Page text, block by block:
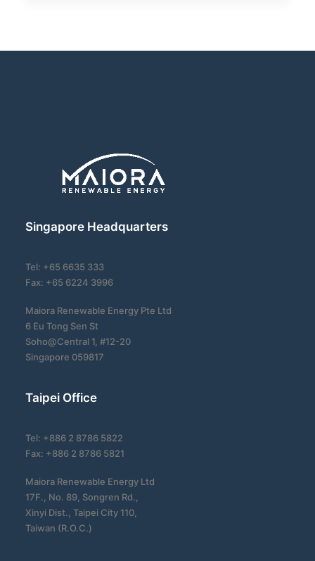
Singapore Headquarters
Tel: +65 6635 333
Fax: +65 6224 3996
Maiora Renewable Energy Pte Ltd
6 Eu Tong Sen St
Soho@Central 1, #12-20
Singapore 059817
Taipei Office
Tel: +886 2 8786 5822
Fax: +886 2 8786 5821
Maiora Renewable Energy Ltd
17F., No. 89, Songren Rd.,
Xinyi Dist., Taipei City 110,
Taiwan (R.O.C.)